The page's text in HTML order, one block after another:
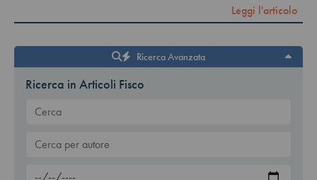
Leggi l'articolo
Ricerca Avanzata
Ricerca in Articoli Fisco